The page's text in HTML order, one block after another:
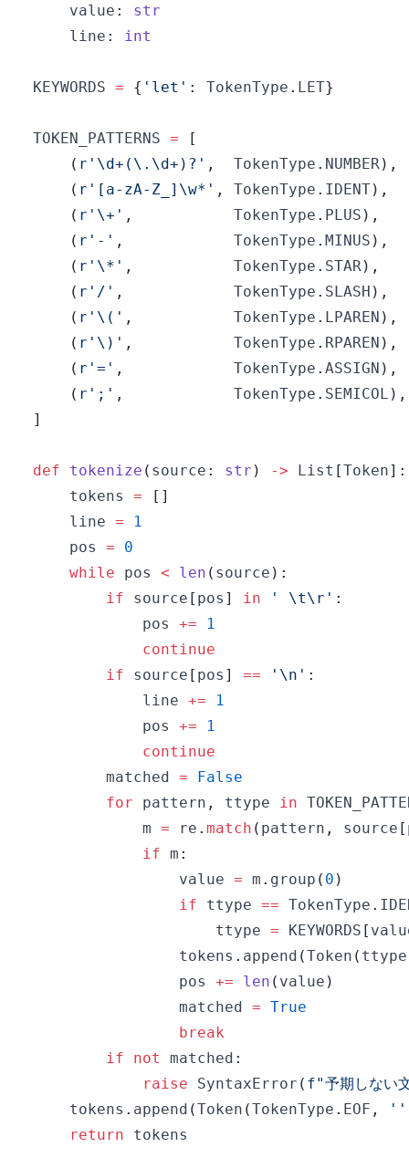
    value
:
str
    line
: int
KEYWORDS = { 'let' : TokenType . LET}
TOKEN_PATTERNS =
[
( r'\d+(\.\d+)?' ,
  TokenType
. NUMBER) ,
( r'[a-zA-Z_]\w*' , TokenType . IDENT) ,
( r'\+' ,
           TokenType
. PLUS ) ,
( r'-' ,
            TokenType
. MINUS ) ,
( r'\*' ,
           TokenType
. STAR) ,
( r'/' ,
            TokenType
. SLASH ) ,
( r'\(' ,
           TokenType
. LPAREN ) ,
( r'\)' ,
           TokenType
. RPAREN ) ,
( r'=' ,
            TokenType
. ASSIGN ) ,
( r';' ,
            TokenType
. SEMICOL ) ,
]
def tokenize ( source : str ) -> List [Token] :
    tokens
= [ ]
    line
=
1
    pos
=
0
while pos < len ( source ) :
if source [ pos ] in ' \t\r' :
            pos
+=
1
continue
if source [ pos ] == '\n' :
            line
+=
1
            pos
+=
1
continue
        matched
=
False
for pattern , ttype in
            m
= re . match ( pattern , source [
if m :
                value
= m . group ( 0 )
if ttype == TokenType .
                    ttype
= KEYWORDS [
                tokens
. append (Token ( ttype
                pos
+= len ( value )
                matched
= True
break
if
not matched :
raise SyntaxError ( f"予期しない
    tokens
. append (Token (TokenType . EOF , ''
return